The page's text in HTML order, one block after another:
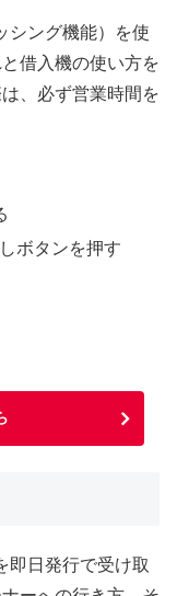
シング機能）を使
借入機の使い方を
、必ず営業時間を
ボタンを押す
即日発行で受け取